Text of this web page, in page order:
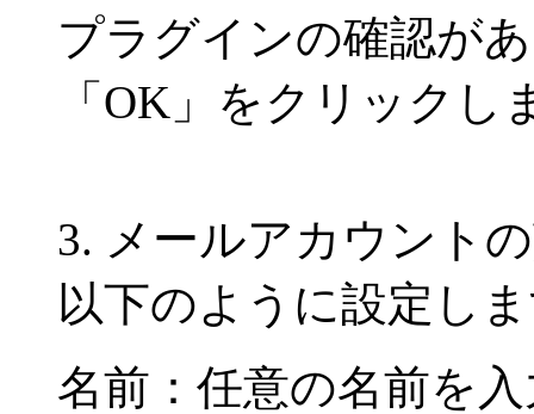
プラグインの確認が
「OK」をクリックし
3. メールアカウント
以下のように設定し
名前：任意の名前を